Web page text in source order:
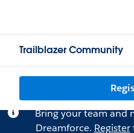
Trailblazer Community
Bring your team and
Dreamforce. Register